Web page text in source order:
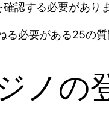
認する必要があ
ノの